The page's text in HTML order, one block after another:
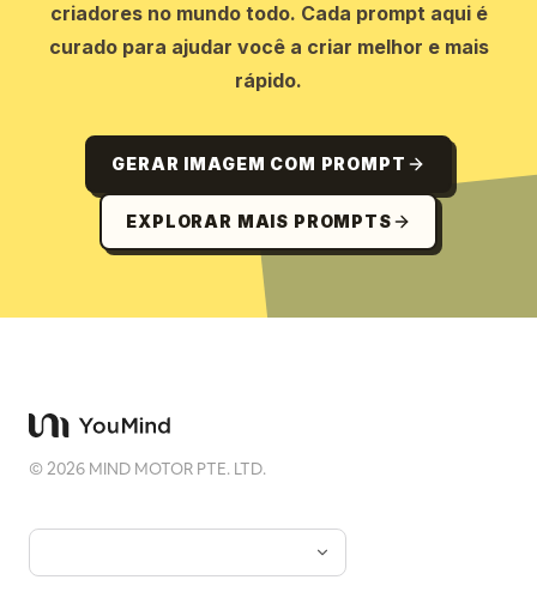
criadores no mundo todo. Cada prompt aqui é
curado para ajudar você a criar melhor e mais
rápido.
GERAR IMAGEM COM PROMPT
EXPLORAR MAIS PROMPTS
©2026 MIND MOTOR PTE. LTD.